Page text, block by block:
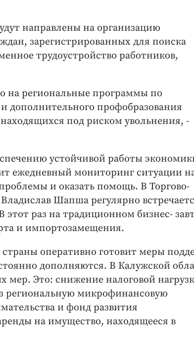
направлены на организацию
зарегистрированных для поиска
трудоустройство работников,
на региональные программы по
дополнительного профобразования
под риском увольнения, -
устойчивой работы
ежедневный мониторинг ситуации
и оказать помощь. В Торгово-
Шапша регулярно
раз на традиционном бизнес-
и импортозамещения.
страны оперативно готовит меры
дополняются. В Калужской
мер. Это: снижение налоговой
региональную микрофинансовую
и фонд развития
на имущество, находящееся в